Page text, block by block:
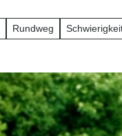
Rundweg